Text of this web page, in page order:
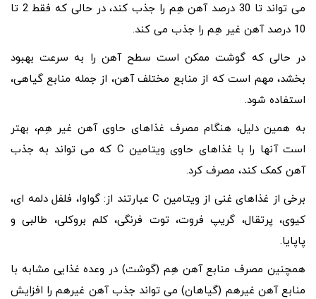
می تواند تا 30 درصد آهن هِم را جذب کند، در حالی که فقط 2 تا
10 درصد آهن غیر هِم را جذب می کند.
در حالی که گوشت ممکن است سطح آهن را به سرعت بهبود
بخشد، مهم است که از منابع مختلف آهن، از جمله منابع گیاهی،
استفاده شود.
به همین دلیل، هنگام مصرف غذاهای حاوی آهن غیر هِم، بهتر
است آنها را با غذاهای حاوی ویتامین C که می تواند به جذب
آهن کمک کند، مصرف کرد.
برخی از غذاهای غنی از ویتامین C عبارتند از: گواوا، فلفل دلمه ای،
کیوی، پرتقال، گریپ فروت، توت فرنگی، کلم بروکلی، طالبی و
پاپایا.
همچنین مصرف منابع آهن هِم (گوشت) در وعده غذایی مشابه با
منابع آهن غیرهم (گیاهان) می تواند جذب آهن غیرهم را افزایش